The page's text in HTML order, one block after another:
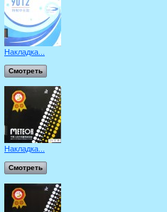
Накладка...
Смотреть
Накладка...
Смотреть